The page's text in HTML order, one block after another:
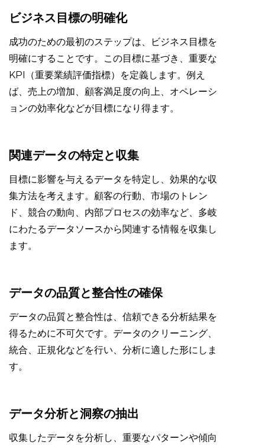
ビジネス目標の明確化
成功のための最初のステップは、ビジネス目標を
明確にすることです。この目標に基づき、重要な
KPI（重要業績評価指標）を定義します。例え
ば、売上の増加、顧客満足度の向上、オペレーシ
ョンの効率化などが目標になり得ます。
関連データの特定と収集
目標に影響を与えるデータを特定し、効果的な収
集方法を考えます。顧客の行動、市場のトレン
ド、競合の動向、内部プロセスの効率など、多岐
にわたるデータソースから関連する情報を収集し
ます。
データの品質と整合性の確保
データの品質と整合性は、信頼できる分析結果を
得るために不可欠です。データのクリーニング、
統合、正規化などを行い、分析に適した形にしま
す。
データ分析と洞察の抽出
収集したデータを分析し、重要なパターンや傾向